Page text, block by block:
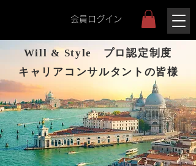
会員ログイン
Will & Style プロ認定制度
キャリアコンサルタントの皆様